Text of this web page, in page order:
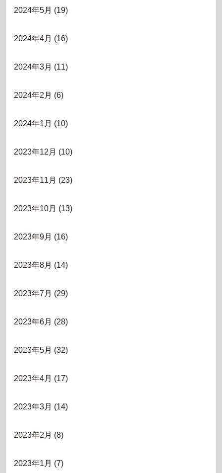
2024年5月 (19)
2024年4月 (16)
2024年3月 (11)
2024年2月 (6)
2024年1月 (10)
2023年12月 (10)
2023年11月 (23)
2023年10月 (13)
2023年9月 (16)
2023年8月 (14)
2023年7月 (29)
2023年6月 (28)
2023年5月 (32)
2023年4月 (17)
2023年3月 (14)
2023年2月 (8)
2023年1月 (7)